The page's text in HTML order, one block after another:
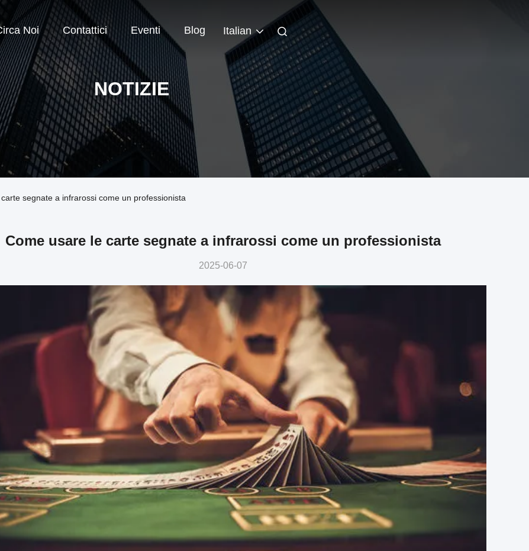
Noi Contattici Eventi Blog Italian
NOTIZIE
segnate a infrarossi come un professionista
Come usare le carte segnate a infrarossi come un professionista
2025-06-07